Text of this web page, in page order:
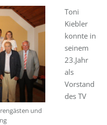
und
Toni
Kiebler
konnte in
seinem
23.Jahr
als
Vorstand
des TV